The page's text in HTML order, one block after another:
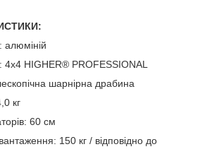
алюміній
HIGHER®️ PROFESSIONAL
шарнірна драбина
кг
60 см
150 кг / відповідно до